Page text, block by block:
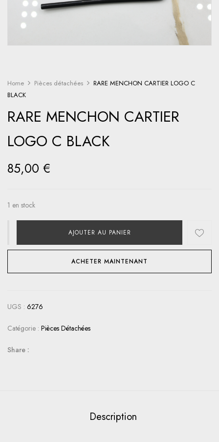
Home Pièces détachées
RARE MENCHON CARTIER LOGO C
BLACK
RARE MENCHON CARTIER
LOGO C BLACK
85,00 €
1 en stock
AJOUTER AU PANIER
ACHETER MAINTENANT
UGS : 6276
Catégorie : Pièces Détachées
Share :
Description